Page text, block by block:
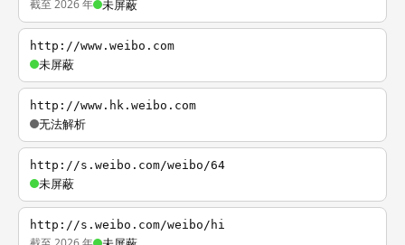
截至 2026 年 未屏蔽
http://www.weibo.com
未屏蔽
http://www.hk.weibo.com
无法解析
http://s.weibo.com/weibo/64
未屏蔽
http://s.weibo.com/weibo/hi